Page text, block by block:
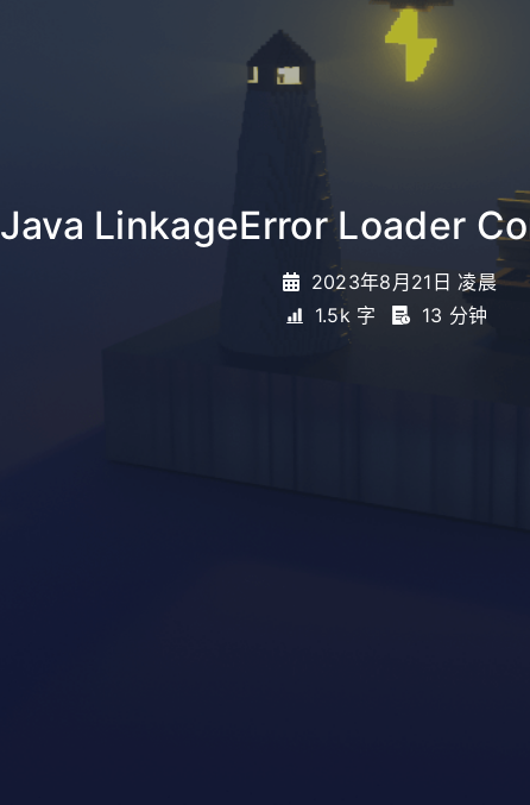
Java LinkageError Loader
2023年8月21日 凌晨
1.5k 字
13 分钟